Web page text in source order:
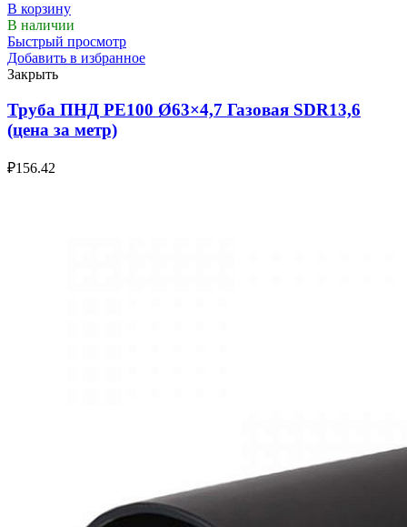
В корзину
В наличии
Быстрый просмотр
Добавить в избранное
Закрыть
Труба ПНД РЕ100 Ø63×4,7 Газовая SDR13,6
(цена за метр)
₽156.42